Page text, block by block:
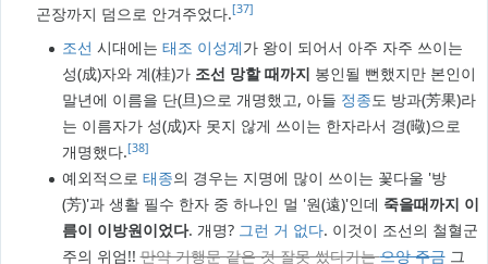
곤장까지 덤으로 안겨주었다.[37]
조선 시대에는 태조 이성계가 왕이 되어서 아주 자주 쓰이는
성(成)자와 계(桂)가 조선 망할 때까지 봉인될 뻔했지만 본인이
말년에 이름을 단(旦)으로 개명했고, 아들 정종도 방과(芳果)라
는 이름자가 성(成)자 못지 않게 쓰이는 한자라서 경(曔)으로
개명했다.[38]
예외적으로 태종의 경우는 지명에 많이 쓰이는 꽃다울 '방
(芳)'과 생활 필수 한자 중 하나인 멀 '원(遠)'인데 죽을때까지 이
름이 이방원이었다. 개명? 그런 거 없다. 이것이 조선의 철혈군
주의 위엄!!만약 기행문 같은 것 잘못 썼다가는으앙 주금그